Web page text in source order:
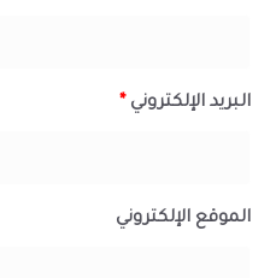
البريد الإلكتروني *
الموقع الإلكتروني